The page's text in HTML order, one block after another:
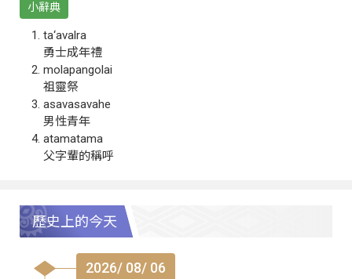
小辭典
ta‘avalra
勇士成年禮
molapangolai
祖靈祭
asavasavahe
男性青年
atamatama
父字輩的稱呼
歷史上的今天
2026/ 08/ 06